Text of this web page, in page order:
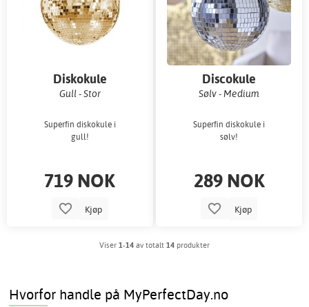
Diskokule
Gull - Stor
Superfin diskokule i
gull!
719 NOK
Kjøp
Discokule
Sølv - Medium
Superfin diskokule i
sølv!
289 NOK
Kjøp
Viser 1-14 av totalt 14 produkter
Hvorfor handle på MyPerfectDay.no